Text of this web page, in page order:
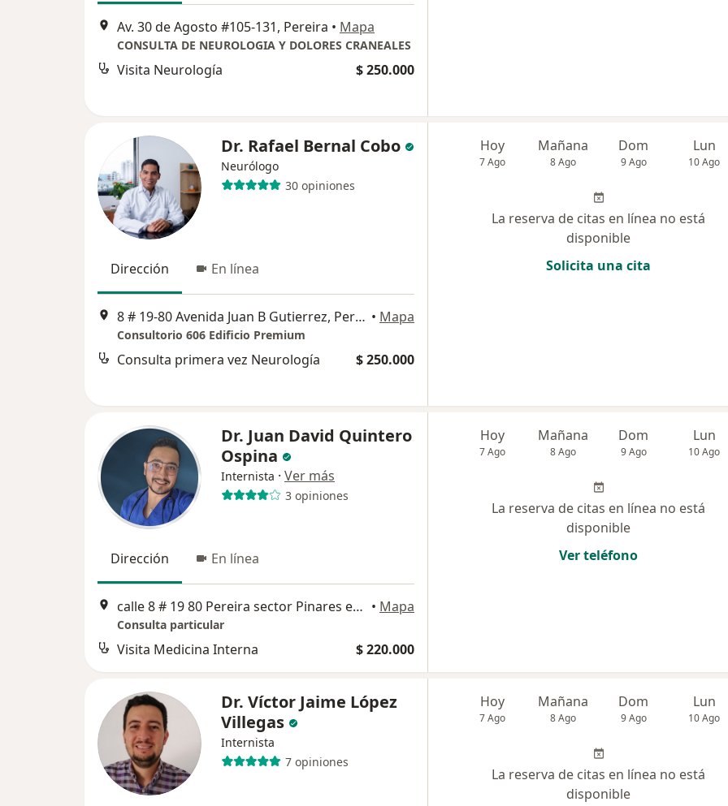
Av. 30 de Agosto #105-131, Pereira • Mapa
CONSULTA DE NEUROLOGIA Y DOLORES CRANEALES
Visita Neurología $ 250.000
Dr. Rafael Bernal Cobo
Neurólogo
30 opiniones
Dirección En línea
8 # 19-80 Avenida Juan B Gutierrez, Pereira • Mapa
Consultorio 606 Edificio Premium
Consulta primera vez Neurología $ 250.000
Hoy
7 Ago
Mañana
8 Ago
Dom
9 Ago
Lun
10 Ago
La reserva de citas en línea no está
disponible
Solicita una cita
Dr. Juan David Quintero
Ospina
Internista · Ver más
3 opiniones
Dirección En línea
calle 8 # 19 80 Pereira sector Pinares edificio Premium consl 604, Pereira • Mapa
Consulta particular
Visita Medicina Interna $ 220.000
Hoy
7 Ago
Mañana
8 Ago
Dom
9 Ago
Lun
10 Ago
La reserva de citas en línea no está
disponible
Ver teléfono
Dr. Víctor Jaime López
Villegas
Internista
7 opiniones
Hoy
7 Ago
Mañana
8 Ago
Dom
9 Ago
Lun
10 Ago
La reserva de citas en línea no está
disponible